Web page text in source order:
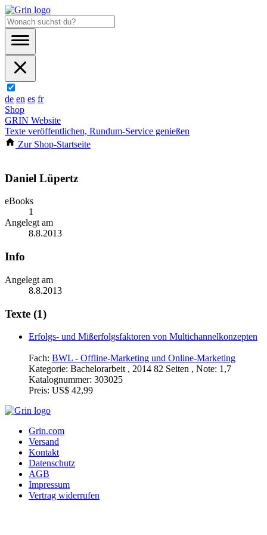
de en es fr
Shop
GRIN Website
Texte veröffentlichen, Rundum-Service genießen
Zur Shop-Startseite
Daniel Lüpertz
eBooks
1
Angelegt am
8.8.2013
Info
Angelegt am
8.8.2013
Texte (1)
Erfolgs- und Mißerfolgsfaktoren von Multichannelkonzepten
Fach: BWL - Offline-Marketing und Online-Marketing
Kategorie: Bachelorarbeit , 2014 82 Seiten , Note: 1,7
Katalognummer: 303025
Preis: US$ 42,99
Grin.com
Versand
Kontakt
Datenschutz
AGB
Impressum
Vertrag widerrufen